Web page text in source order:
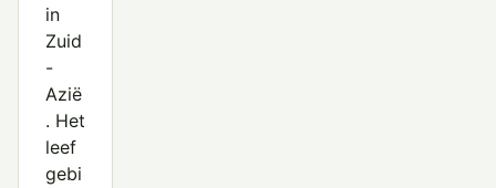
in
Zuid
-
Azië
. Het
leef
gebi